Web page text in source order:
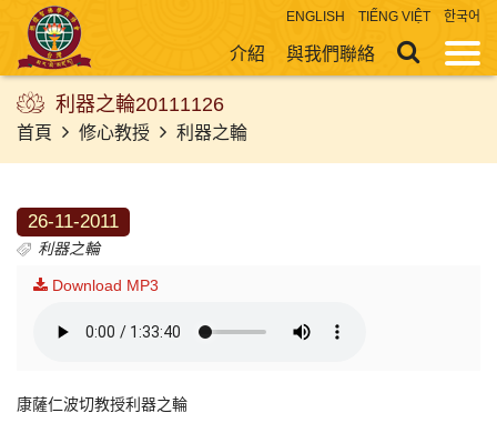
ENGLISH TIẾNG VIỆT 한국어
介紹 與我們聯絡
利器之輪20111126
首頁 修心教授 利器之輪
26-11-2011
利器之輪
Download MP3
康薩仁波切教授利器之輪